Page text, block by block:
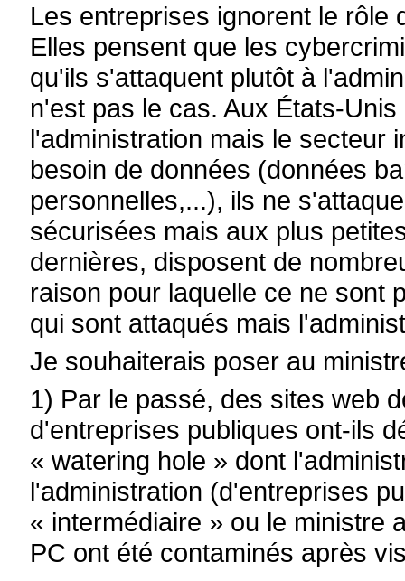
Les entreprises ignorent le rôle
Elles pensent que les
qu'ils s'attaquent plutôt à
n'est pas le cas. Aux États-
l'administration mais le secteur
besoin de données (données
personnelles,...), ils ne
sécurisées mais aux plus
dernières, disposent de
raison pour laquelle ce ne sont
qui sont attaqués mais
Je souhaiterais poser au
1) Par le passé, des sites web
d'entreprises publiques ont-ils
« watering hole » dont
l'administration (d'entreprises
« intermédiaire » ou le ministre
PC ont été contaminés après